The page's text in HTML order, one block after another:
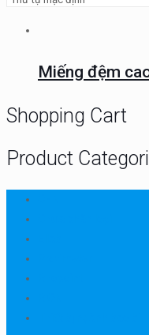
Miếng đệm
Shopping Cart
Product